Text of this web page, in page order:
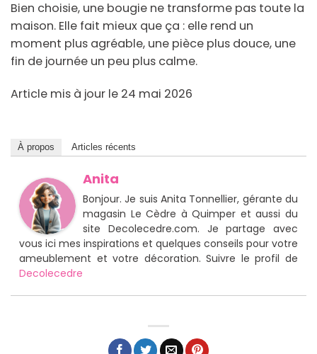
Bien choisie, une bougie ne transforme pas toute la
maison. Elle fait mieux que ça : elle rend un
moment plus agréable, une pièce plus douce, une
fin de journée un peu plus calme.
Article mis à jour le 24 mai 2026
À propos Articles récents
Anita
Bonjour. Je suis Anita Tonnellier, gérante du
magasin Le Cèdre à Quimper et aussi du
site Decolecedre.com. Je partage avec
vous ici mes inspirations et quelques conseils pour votre
ameublement et votre décoration. Suivre le profil de
Decolecedre